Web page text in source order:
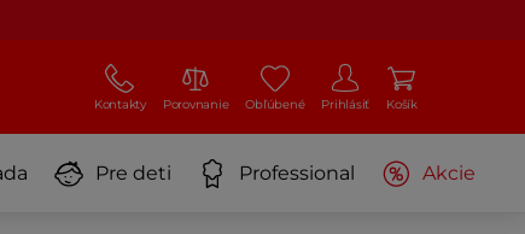
Kontakty Porovnanie Obľúbené Prihlásiť Košík
Pre deti Professional Akcie